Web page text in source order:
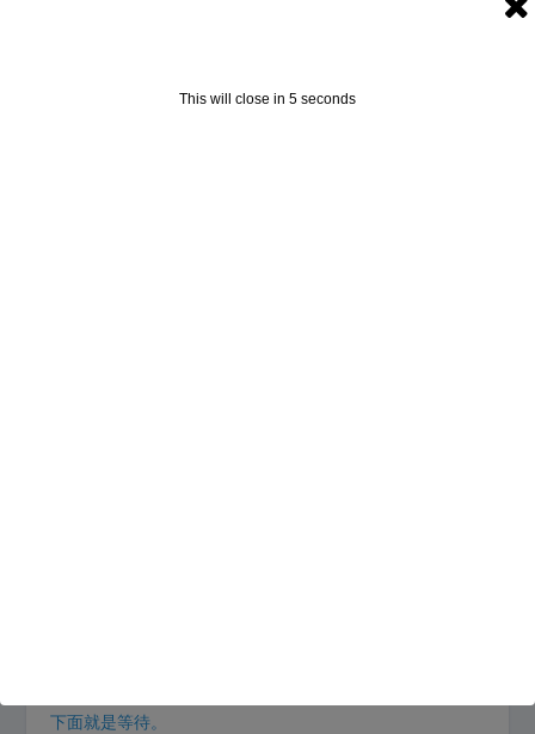
点“挂起”，这样你下次打开虚拟机，重新连接网卡，还是选
下面就是等待。
This will close in 4 seconds